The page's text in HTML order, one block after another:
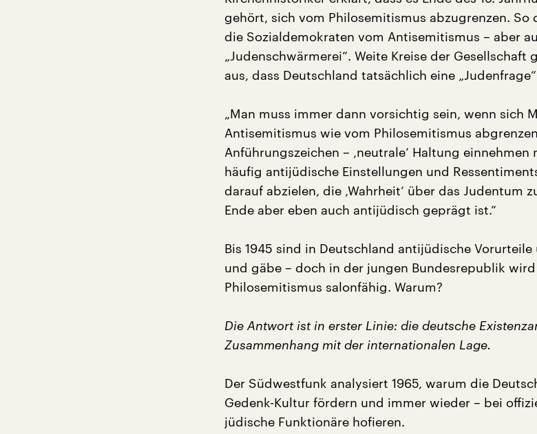
gehört, sich vom Philosemitismus abzugrenzen. So
die Sozialdemokraten vom Antisemitismus – aber
„Judenschwärmerei“. Weite Kreise der Gesellschaft
aus, dass Deutschland tatsächlich eine
„Man muss immer dann vorsichtig sein, wenn sich
Antisemitismus wie vom Philosemitismus
Anführungszeichen – ‚neutrale‘ Haltung
häufig antijüdische Einstellungen und
darauf abzielen, die ‚Wahrheit‘ über das Judentum
Ende aber eben auch antijüdisch geprägt ist.“
Bis 1945 sind in Deutschland antijüdische Vorurteile
und gäbe – doch in der jungen Bundesrepublik
Philosemitismus salonfähig. Warum?
Die Antwort ist in erster Linie: die deutsche
Zusammenhang mit der internationalen Lage.
Der Südwestfunk analysiert 1965, warum die
Gedenk-Kultur fördern und immer wieder – bei
jüdische Funktionäre hofieren.